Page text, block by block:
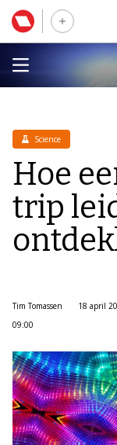
Science
Hoe
trip
Tim Tomassen
18 april
09:00